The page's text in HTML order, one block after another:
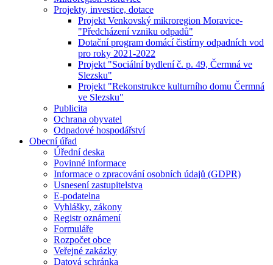
Projekty, investice, dotace
Projekt Venkovský mikroregion Moravice-
"Předcházení vzniku odpadů"
Dotační program domácí čistírny odpadních vod
pro roky 2021-2022
Projekt "Sociální bydlení č. p. 49, Čermná ve
Slezsku"
Projekt "Rekonstrukce kulturního domu Čermná
ve Slezsku"
Publicita
Ochrana obyvatel
Odpadové hospodářství
Obecní úřad
Úřední deska
Povinné informace
Informace o zpracování osobních údajů (GDPR)
Usnesení zastupitelstva
E-podatelna
Vyhlášky, zákony
Registr oznámení
Formuláře
Rozpočet obce
Veřejné zakázky
Datová schránka